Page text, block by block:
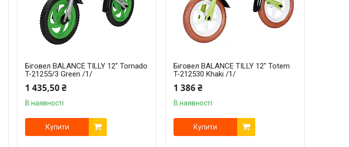
Біговел BALANCE TILLY 12" Tornado
T-21255/3 Green /1/
1 435,50 ₴
В наявності
Купити
Біговел BALANCE TILLY 12" Totem
T-212530 Khaki /1/
1 386 ₴
В наявності
Купити